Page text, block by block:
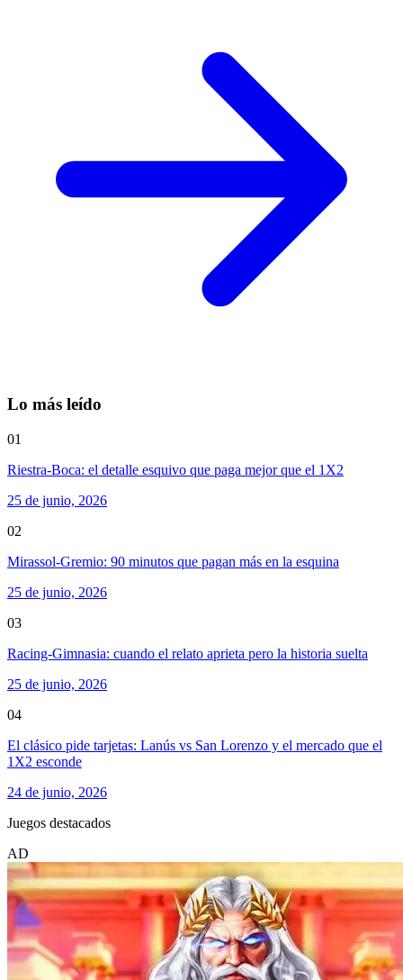
Lo más leído
01
Riestra-Boca: el detalle esquivo que paga mejor que el 1X2
25 de junio, 2026
02
Mirassol-Gremio: 90 minutos que pagan más en la esquina
25 de junio, 2026
03
Racing-Gimnasia: cuando el relato aprieta pero la historia suelta
25 de junio, 2026
04
El clásico pide tarjetas: Lanús vs San Lorenzo y el mercado que el
1X2 esconde
24 de junio, 2026
Juegos destacados
AD